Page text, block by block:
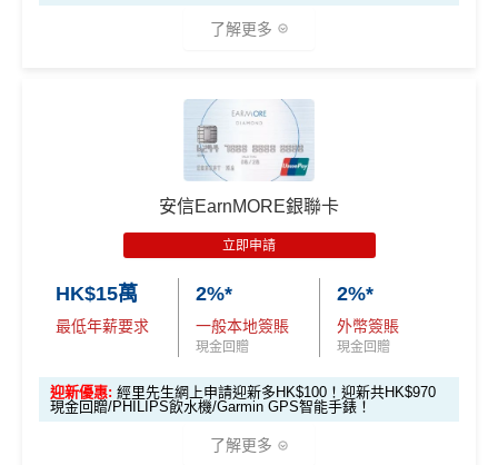
了解更多
*（基本「獎賞錢」0.4%+「 最紅自主獎賞
銀聯雙幣Pulse鑽石卡迎新
滙豐 Pulse銀聯卡申請網址
MrMiles.hk/hsbc-unionpay-a
里先生加碼： 申請完填Form
MrMiles.hk/hsbc-unionpa
y-pulse-form
賺1個里程段+里賞金
❗️（由里先生派出🎯3
8新會員額外里賞金#）
#每1里賞金 ≈ HK$1，可兌換FPS轉數快回贈！詳情MrMil
es.hk/mmcredit
安信EarnMORE銀聯卡
立即申請
HK$15萬
最低年薪要求
2%*
一般本地簽賬
現金回贈
2%*
外幣簽賬
現金回贈
迎新優惠: 經里先生網上申請迎新多HK$100！迎新共HK$970
現金回贈/PHILIPS飲水機/Garmin GPS智能手錶！
了解更多